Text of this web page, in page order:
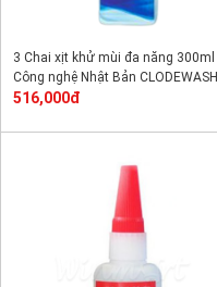
3 Chai xịt khử mùi đa năng 300ml
Công nghệ Nhật Bản CLODEWASH
516,000đ